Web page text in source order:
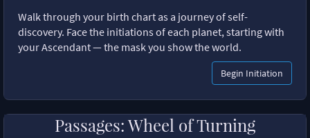
Walk through your birth chart as a journey of self-
discovery. Face the initiations of each planet, starting with
your Ascendant — the mask you show the world.
Begin Initiation
Passages: Wheel of Turning